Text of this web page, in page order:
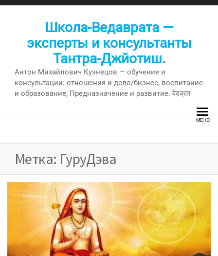
Перейти
Школа-Ведаврата —
эксперты и консультанты
Тантра-Джйотиш.
Антон Михайлович Кузнецов — обучение и
консультации: отношения и дело/бизнес, воспитание
и образование, Предназначение и развитие. वेदव्रत
МЕНЮ
Метка: ГуруДэва